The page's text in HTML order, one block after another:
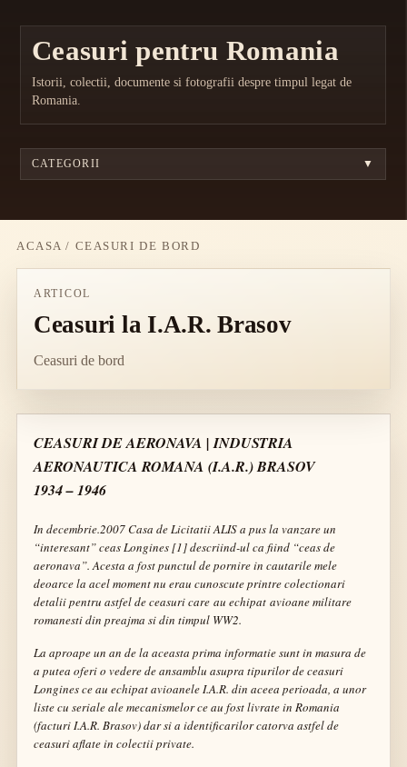
Ceasuri pentru Romania
Istorii, colectii, documente si fotografii despre timpul legat de
Romania.
CATEGORII ▼
ACASA / CEASURI DE BORD
ARTICOL
Ceasuri la I.A.R. Brasov
Ceasuri de bord
CEASURI DE AERONAVA | INDUSTRIA
AERONAUTICA ROMANA (I.A.R.) BRASOV
1934 – 1946
In decembrie.2007Casa de Licitatii ALISa pus la vanzare un
“interesant” ceas Longines [1] descriind-ul ca fiind “ceas de
aeronava”. Acesta a fost punctul de pornire in cautarile mele
deoarce la acel moment nu erau cunoscute printre colectionari
detalii pentru astfel de ceasuri care au echipat avioane militare
romanesti din preajma si din timpul WW2.
La aproape un an de la aceasta prima informatie sunt in masura de
a putea oferi o vedere de ansamblu asupra tipurilor de ceasuri
Longines ce au echipat avioanele I.A.R. din aceea perioada, a unor
liste cu seriale ale mecanismelor ce au fost livrate in Romania
(facturi I.A.R. Brasov) dar si a identificarilor catorva astfel de
ceasuri aflate in colectii private.